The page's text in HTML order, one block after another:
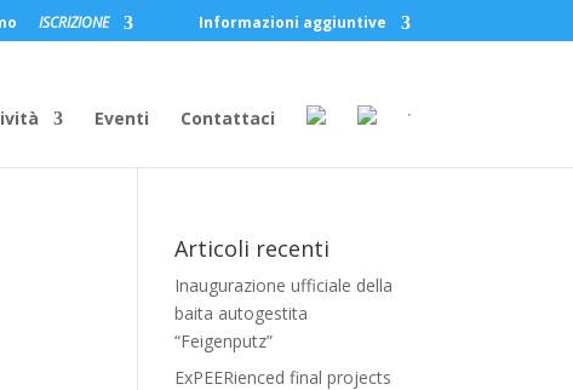
ISCRIZIONE Informazioni aggiuntive
Eventi Contattaci
Articoli recenti
Inaugurazione ufficiale della
baita autogestita
“Feigenputz”
ExPEERienced final projects